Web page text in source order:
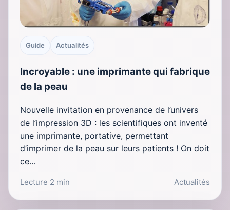
Guide Actualités
Incroyable : une imprimante qui fabrique
de la peau
Nouvelle invitation en provenance de l’univers
de l’impression 3D : les scientifiques ont inventé
une imprimante, portative, permettant
d’imprimer de la peau sur leurs patients ! On doit
ce…
Lecture 2 min Actualités